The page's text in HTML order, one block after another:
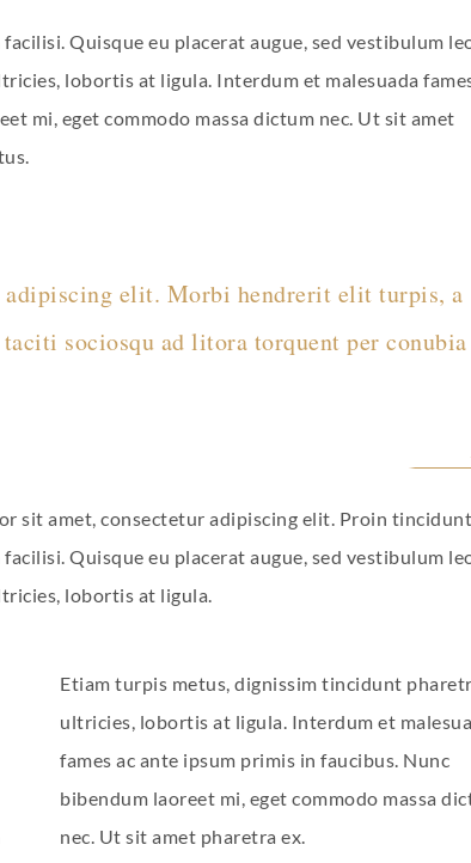
Quisque eu placerat augue, sed vestibulum
lobortis at ligula. Interdum et malesuada
mi, eget commodo massa dictum nec. Ut sit amet
elit. Morbi hendrerit elit turpis, a
sociosqu ad litora torquent per conubia
sit amet, consectetur adipiscing elit. Proin
Quisque eu placerat augue, sed vestibulum
lobortis at ligula.
Etiam turpis metus, dignissim tincidunt
ultricies, lobortis at ligula. Interdum et
fames ac ante ipsum primis in faucibus. Nunc
bibendum laoreet mi, eget commodo massa
nec. Ut sit amet pharetra ex.